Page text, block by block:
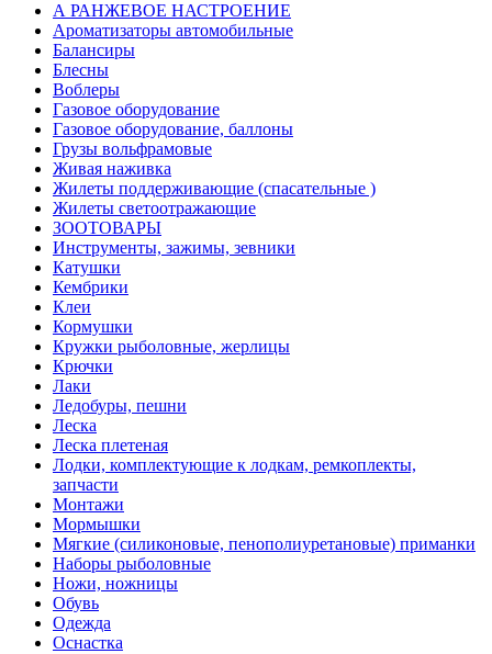
А РАНЖЕВОЕ НАСТРОЕНИЕ
Ароматизаторы автомобильные
Балансиры
Блесны
Воблеры
Газовое оборудование
Газовое оборудование, баллоны
Грузы вольфрамовые
Живая наживка
Жилеты поддерживающие (спасательные )
Жилеты светоотражающие
ЗООТОВАРЫ
Инструменты, зажимы, зевники
Катушки
Кембрики
Клеи
Кормушки
Кружки рыболовные, жерлицы
Крючки
Лаки
Ледобуры, пешни
Леска
Леска плетеная
Лодки, комплектующие к лодкам, ремкоплекты,
запчасти
Монтажи
Мормышки
Мягкие (силиконовые, пенополиуретановые) приманки
Наборы рыболовные
Ножи, ножницы
Обувь
Одежда
Оснастка